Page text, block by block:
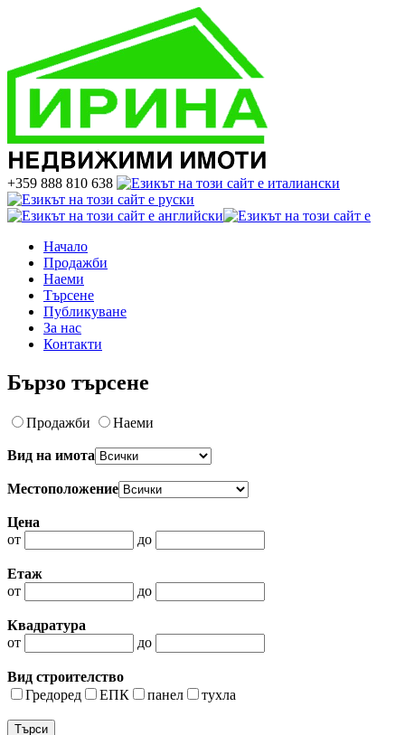
+359 888 810 638
Начало
Продажби
Наеми
Търсене
Публикуване
За нас
Контакти
Бързо търсене
Продажби Наеми
Вид на имота
Местоположение
Цена
от
до
Етаж
от
до
Квадратура
от
до
Вид строителство
Гредоред
ЕПК панел тухла